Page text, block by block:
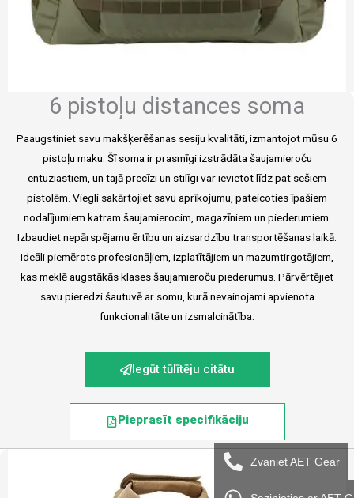
6 pistoļu distances soma
Paaugstiniet savu makšķerēšanas sesiju kvalitāti, izmantojot mūsu 6
pistoļu maku. Šī soma ir prasmīgi izstrādāta šaujamieroču
entuziastiem, un tajā precīzi un stilīgi var ievietot līdz pat sešiem
pistolēm. Viegli sakārtojiet savu aprīkojumu, pateicoties īpašiem
nodalījumiem katram šaujamierocim, magazīniem un piederumiem.
Izbaudiet nepārspējamu ērtību un aizsardzību transportēšanas laikā.
Ideāli piemērots profesionāļiem, izplatītājiem un mazumtirgotājiem,
kas meklē augstākās klases šaujamieroču piederumus. Pārvērtējiet
savu pieredzi šautuvē ar somu, kurā nevainojami apvienota
funkcionalitāte un izsmalcinātība.
Iegūt tūlītēju citātu
Pieprasīt specifikāciju
Zvaniet AET Gear